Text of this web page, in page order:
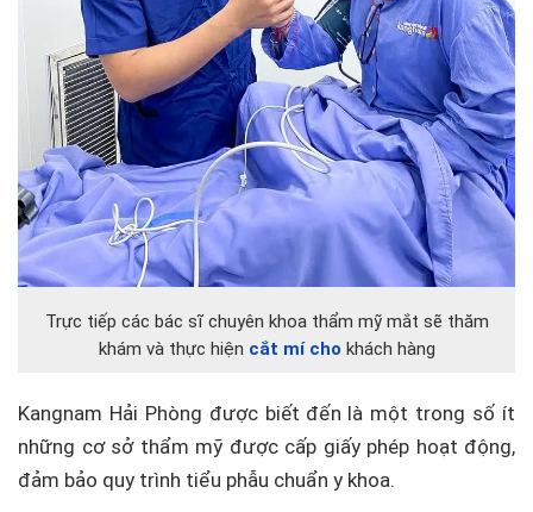
Trực tiếp các bác sĩ chuyên khoa thẩm mỹ mắt sẽ thăm
khám và thực hiện cắt mí cho khách hàng
Kangnam Hải Phòng được biết đến là một trong số ít
những cơ sở thẩm mỹ được cấp giấy phép hoạt động,
đảm bảo quy trình tiểu phẫu chuẩn y khoa.